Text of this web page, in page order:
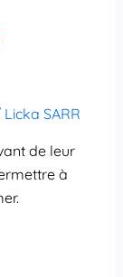
Licka SARR
de leur
à